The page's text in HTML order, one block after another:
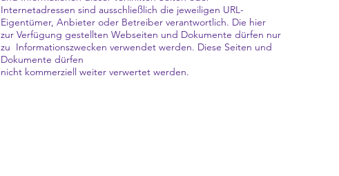
Internetadressen sind ausschließlich die jeweiligen URL-
Eigentümer, Anbieter oder Betreiber verantwortlich. Die hier
zur Verfügung gestellten Webseiten und Dokumente dürfen nur
zu Informationszwecken verwendet werden. Diese Seiten und
Dokumente dürfen
nicht kommerziell weiter verwertet werden.